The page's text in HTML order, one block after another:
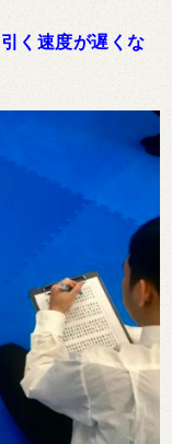
く速度が遅くな